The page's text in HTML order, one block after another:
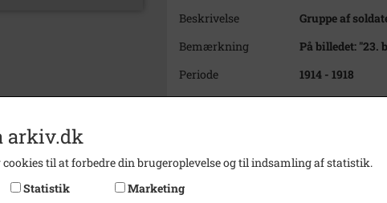
Beskrivelse
Gruppe af
Bemærkning
På billedet: "23.
Periode
1914 - 1918
Fotograf
Ukendt
Arkiv
Historisk Arkiv
arkiv.dk
til at forbedre din brugeroplevelse og til indsamling af statistik.
Statistik Marketing